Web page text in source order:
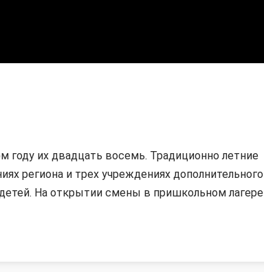
году их двадцать восемь. Традиционно летние
региона и трех учреждениях дополнительного
На открытии смены в пришкольном лагере